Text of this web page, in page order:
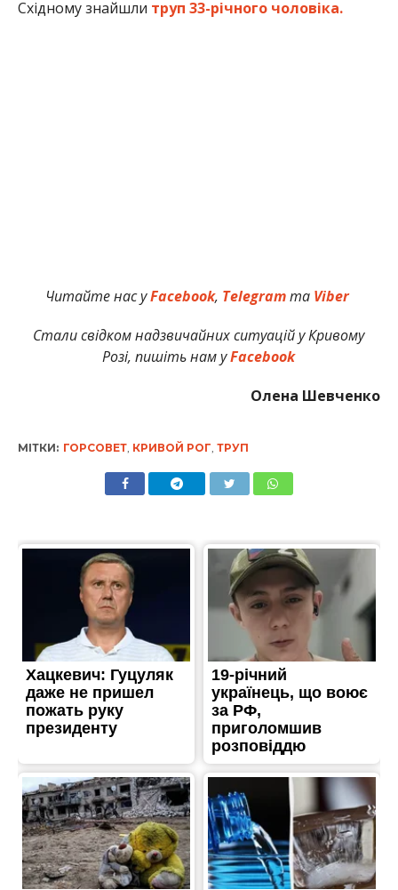
Східному знайшли труп 33-річного чоловіка.
Читайте нас уFacebook, Telegramта Viber
Стали свідком надзвичайних ситуацій у Кривому
Розі, пишіть нам уFacebook
Олена Шевченко
МІТКИ: ГОРСОВЕТ, КРИВОЙ РОГ, ТРУП